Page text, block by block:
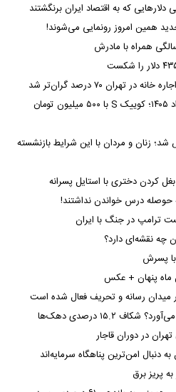
همراه با مادرش
تهران ۷۰ درصد گران‌تر شد
آغاز ثبت نام سایپا از امروز ۱۷ مرداد ۱۴۰۵؛ کوییک S با ۵۰۰ میلیون تومان
زنان و مردان با این شرایط بازنشسته
کردن دختری با استایل پسرانه
حوصله درس خواندن نداشتند!
ترامپ در جنگ با ایران
چه نقشه‌ای دارد؟
پسرش
ماه پنهان + عکس
میدان رسانه و تحریف فعال شده است
۱۵.۲ درصدی دهک‌ها
در دوران قاجار
دنبال امن‌ترین پناهگاه سرمایه‌اند
پریز برق